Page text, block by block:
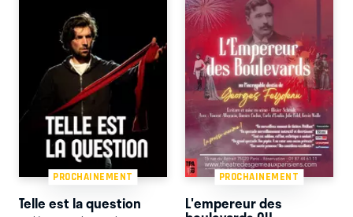
PROCHAINEMENT
Telle est la question
PROCHAINEMENT
L'empereur des